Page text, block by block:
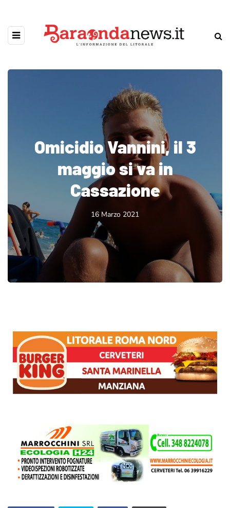
Omicidio Vannini, il 3
maggio si va in
Cassazione
16 Marzo 2021